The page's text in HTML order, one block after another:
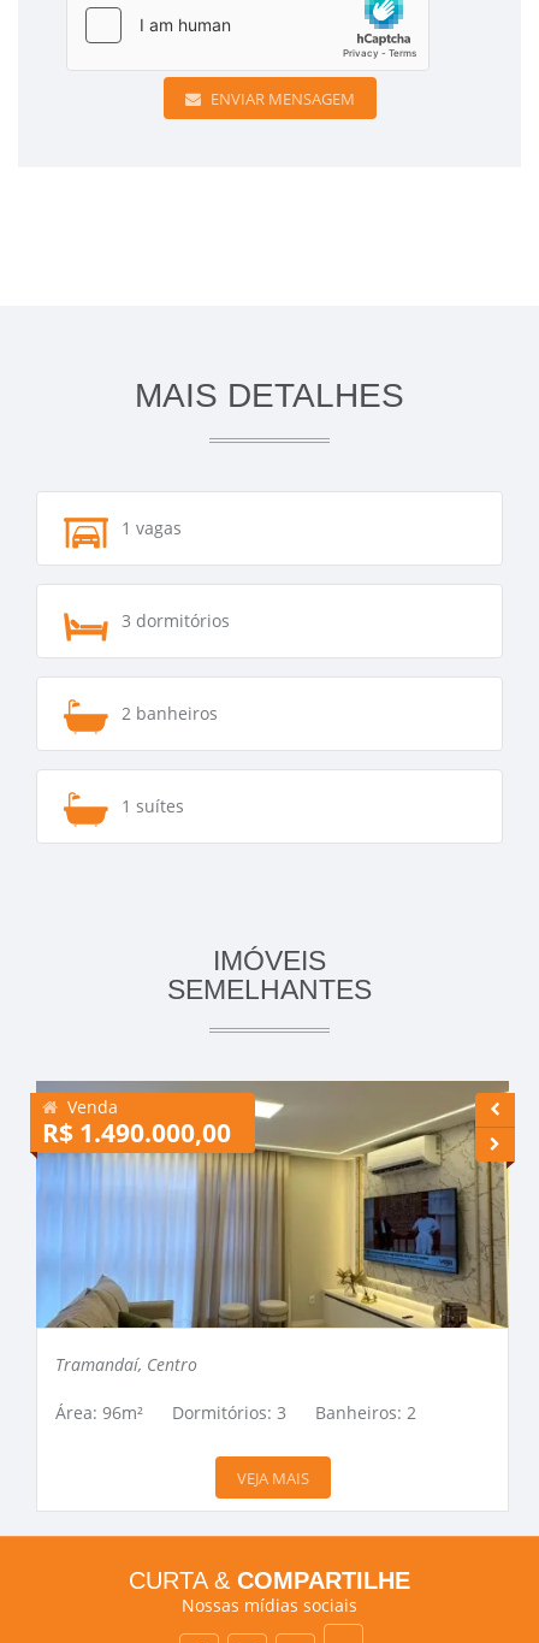
ENVIAR MENSAGEM
MAIS DETALHES
1 vagas
3 dormitórios
2 banheiros
1 suítes
IMÓVEIS
SEMELHANTES
Venda
R$ 1.490.000,00
Tramandaí, Centro
Área: 96m² Dormitórios: 3 Banheiros: 2
VEJA MAIS
CURTA & COMPARTILHE
Nossas mídias sociais